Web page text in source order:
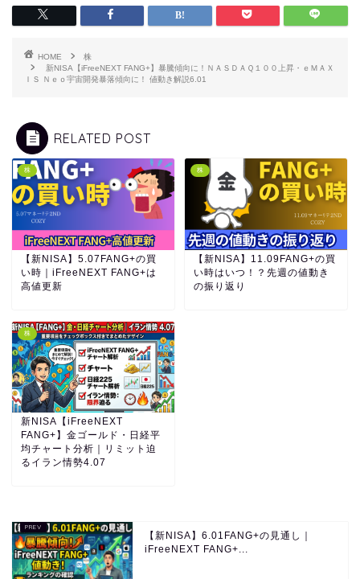
HOME
株
新NISA【iFreeNEXT FANG+】暴騰傾向に！ＮＡＳＤＡＱ１００上昇・ｅＭＡＸ
ＩＳ Ｎｅｏ宇宙開発暴落傾向に！ 値動き解説6.01
RELATED POST
株
【新NISA】5.07FANG+の買
い時｜iFreeNEXT FANG+は
高値更新
株
【新NISA】11.09FANG+の買
い時はいつ！？先週の値動き
の振り返り
株
新NISA【iFreeNEXT
FANG+】金ゴールド・日経平
均チャート分析｜リミット迫
るイラン情勢4.07
【新NISA】6.01FANG+の見通し｜
iFreeNEXT FANG+...